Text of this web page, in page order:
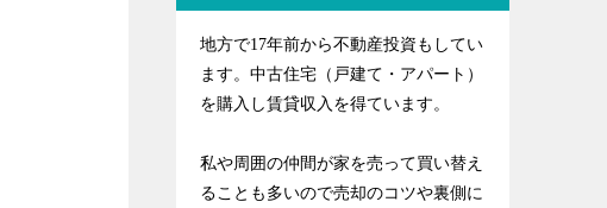
地方で17年前から不動産投資もしてい
ます。中古住宅（戸建て・アパート）
を購入し賃貸収入を得ています。
私や周囲の仲間が家を売って買い替え
ることも多いので売却のコツや裏側に